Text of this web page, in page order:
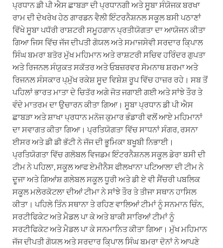
ਪ੍ਰਧਾਨ ਡੀ ਪੀ ਐਸ ਛਾਬੜਾ ਦੀ ਪ੍ਰਧਾਨਗੀ ਅਤੇ ਸੂਬਾ ਸੰਯੋਜਕ ਬਰਖਾ
ਰਾਮ ਦੀ ਦੇਖਰੇਖ ਹੇਠ ਗਾਰਡਨ ਵੈਲੀ ਇੰਟਰਨੈਸ਼ਨਲ ਸਕੂਲ ਬਸੀ ਪਠਾਣਾਂ
ਵਿੱਖੇ ਸੂਬਾ ਪਧੱਰੀ ਰਾਸ਼ਟਰੀ ਸਮੂਹਗਾਨ ਪ੍ਰਤੀਯੋਗਤਾ ਦਾ ਆਯੋਜਨ ਕੀਤਾ
ਗਿਆ ਜਿਸ ਵਿੱਚ ਜੱਜ ਦੀਪਤੀ ਗੋਯਲ ਅਤੇ ਸਮਾਜਸੇਵੀ ਸਰਦਾਰ ਕਿ੍ਪਾਲ
ਸਿੰਘ ਬਮਰਾ ਬਤੋਰ ਮੁੱਖ ਮਹਿਮਾਨ ਅਤੇ ਰਾਸ਼ਟਰੀ ਸਚਿਵ ਹਰਿੰਦਰ ਗੁਪਤਾ
ਅਤੇ ਰਿਜਨਲ ਸੰਯੁਕਤ ਸਕੱਤਰ ਅਤੇ ਓਬਜ਼ਰਵਰ ਸੋਮਨਾਥ ਸ਼ਰਮਾ ਅਤੇ
ਰਿਜਨਲ ਸੰਸਕਾਰ ਪ੍ਮੁੱਖ ਰਕੇਸ਼ ਸੂਦ ਵਿਸ਼ੇਸ਼ ਰੂਪ ਵਿੱਚ ਹਾਜ਼ਰ ਰਹੇ। ਸਬ ਤੋਂ
ਪਹਿਲਾਂ ਭਾਰਤ ਮਾਤਾ ਦੇ ਚਿਤੱਰ ਅਗੇ ਜੋਤ ਜਗਾਈ ਗਈ ਅਤੇ ਸਾਂਝੇ ਤੌਰ ਤੇ
ਵੰਦੇ ਮਾਤਰਮ ਦਾ ਉਚਾਰਨ ਕੀਤਾ ਗਿਆ। ਸੂਬਾ ਪ੍ਰਧਾਨ ਡੀ ਪੀ ਐਸ
ਛਾਬੜਾ ਅਤੇ ਸ਼ਾਖਾ ਪ੍ਰਧਾਨ ਮਨੋਜ ਕੁਮਾਰ ਭੰਡਾਰੀ ਵਲੋਂ ਆਏ ਮਹਿਮਾਨਾਂ
ਦਾ ਸਵਾਗਤ ਕੀਤਾ ਗਿਆ। ਪ੍ਰਤਿਯੋਗਤਾ ਵਿੱਚ ਸਾਧਨਾਂ ਸੰਗਰ, ਰਸਨਾ
ਈਸਰ ਅਤੇ ਡੀ ਡੀ ਭੱਟੀ ਨੇ ਜੱਜ ਦੀ ਭੂਮਿਕਾ ਬਖੂਬੀ ਨਿਭਾਈ।
ਪ੍ਰਤਿਯੋਗਤਾ ਵਿੱਚ ਗਲੋਬਲ ਵਿਜਡਮ ਇੰਟਰਨੈਸ਼ਨਲ ਸਕੂਲ ਡੇਰਾ ਬਸੀ ਦੀ
ਟੀਮ ਨੇ ਪਹਿਲਾ, ਸਕੂਲ ਆਫ ਏਮੀਨੈਸ ਫੀਲਖਾਨਾ ਪਟਿਆਲਾ ਦੀ ਟੀਮ ਨੇ
ਦੂਜਾ ਅਤੇ ਗਿਆਂਸ਼ ਗਲੇਬਲ ਸਕੂਲ ਧੂਰੀ ਅਤੇ ਡੀ ਏ ਵੀ ਸੈਂਚਰੀ ਪਬਲਿਕ
ਸਕੂਲ ਮਲੇਰਕੋਟਲਾ ਦੀਆਂ ਟੀਮਾ ਨੇ ਸਾਂਝੇ ਤੌਰ ਤੇ ਤੀਜਾ ਸਥਾਨ ਹਾਸਿਲ
ਕੀਤਾ। ਪਹਿਲੇ ਤਿੰਨ ਸਥਾਨਾ ਤੇ ਰਹਿਣ ਵਾਲਿਆਂ ਟੀਮਾਂ ਨੂੰ ਸਨਮਾਨ ਚਿੰਨ,
ਸਰਟੀਫਿਕੇਟ ਅਤੇ ਮੈਡਲ ਪਾ ਕੇ ਅਤੇ ਬਾਕੀ ਸਾਰਿਆਂ ਟੀਮਾਂ ਨੂੰ
ਸਰਟੀਫਿਕੇਟ ਅਤੇ ਮੈਡਲ ਪਾ ਕੇ ਸਨਮਾਨਿਤ ਕੀਤਾ ਗਿਆ। ਮੁੱਖ ਮਹਿਮਾਨ
ਜੱਜ ਦੀਪਤੀ ਗੋਯਲ ਅਤੇ ਸਰਦਾਰ ਕਿ੍ਪਾਲ ਸਿੰਘ ਬਮਰਾ ਦੋਨਾਂ ਨੇ ਆਪਣੇ